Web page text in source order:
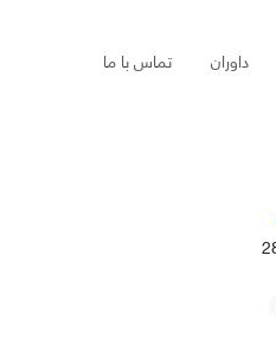
داوران تماس با ما